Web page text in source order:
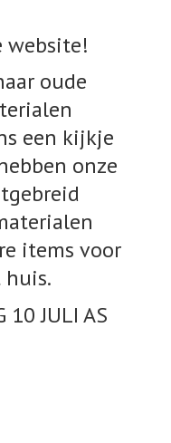
website!
oude
een kijkje
onze
items voor
10JULI AS